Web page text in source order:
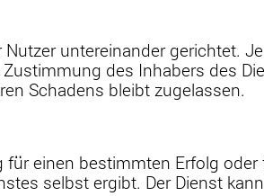
untereinander gerichtet.
des Inhabers des
Schadens bleibt zugelassen.
einen bestimmten Erfolg
selbst ergibt. Der Dienst